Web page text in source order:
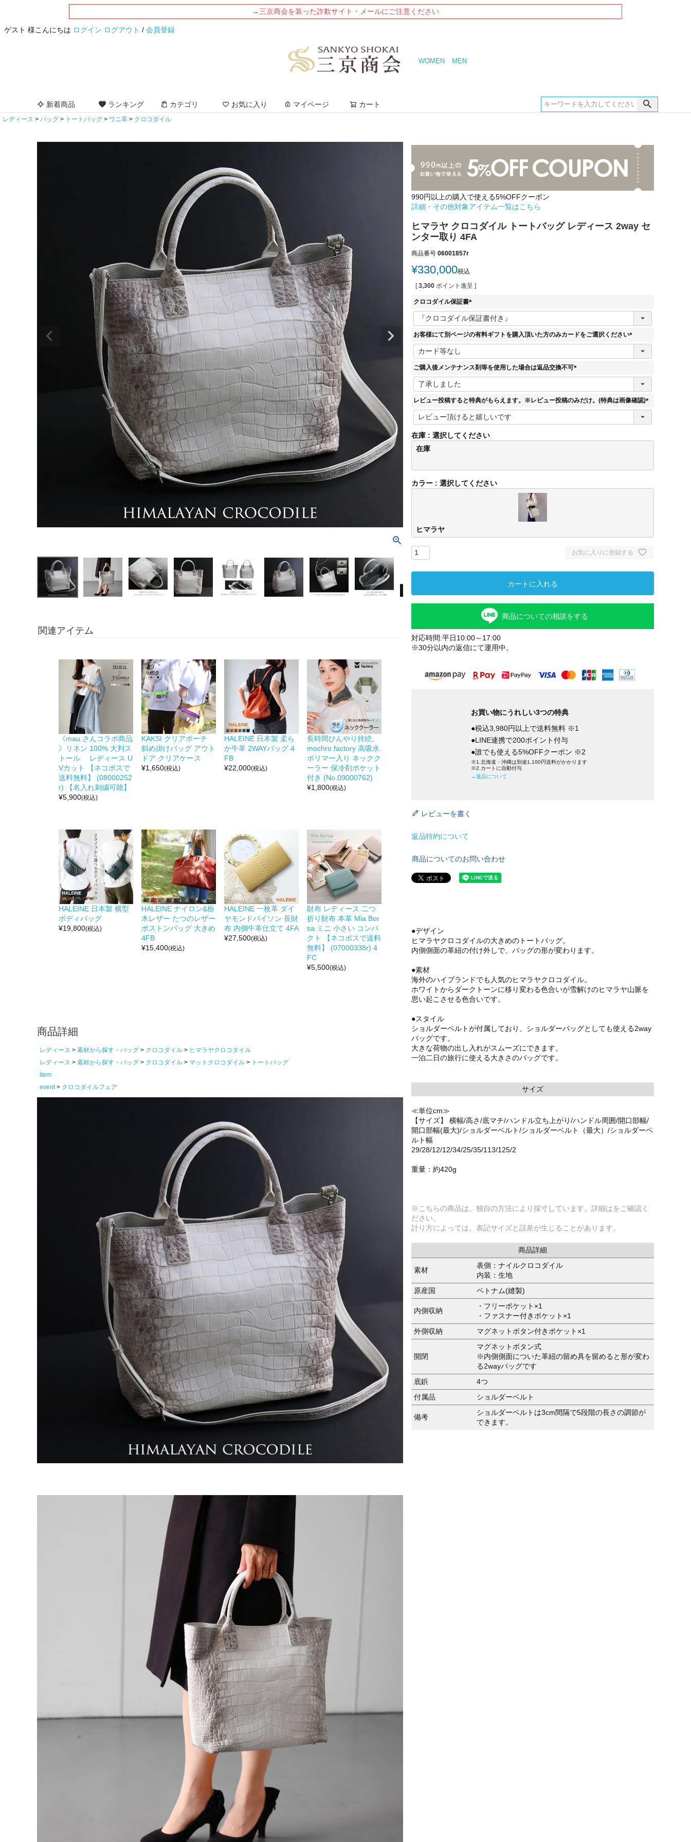
→三京商会を装った詐欺サイト・メールにご注意ください
ゲスト 様こんにちは ログイン ログアウト / 会員登録
WOMEN MEN
新着商品 ランキング カテゴリ お気に入り マイページ カート
レディース バッグ トートバッグ ワニ革 クロコダイル
ヒマラヤ
関連アイテム
《mau.さんコラボ商品
》リネン 100% 大判ス
トール レディース U
Vカット 【ネコポスで
送料無料】 (08000252
r) 【名入れ刺繍可能】
¥5,900(税込)
KAKSI クリアポーチ
斜め掛けバッグ アウト
ドア クリアケース
¥1,650(税込)
HALEINE 日本製 柔ら
か牛革 2WAYバッグ 4
FB
¥22,000(税込)
長時間ひんやり持続。
mochro factory 高吸水
ポリマー入り ネックク
ーラー 保冷剤ポケット
付き (No.09000762)
¥1,800(税込)
HALEINE 日本製 横型
ボディバッグ
¥19,800(税込)
HALEINE ナイロン&栃
木レザー たつのレザー
ボストンバッグ 大きめ
4FB
¥15,400(税込)
HALEINE 一枚革 ダイ
ヤモンドパイソン 長財
布 内側牛革仕立て 4FA
¥27,500(税込)
財布 レディース 二つ
折り財布 本革 Mia Bor
sa ミニ 小さい コンパ
クト 【ネコポスで送料
無料】 (07000338r) 4
FC
¥5,500(税込)
商品詳細
レディース 素材から探す・バッグ クロコダイル
ヒマラヤクロコダイル
レディース
素材から探す・バッグ クロコダイル マットクロコダイル
トートバッグ
item
event
クロコダイルフェア
990円以上の購入で使える5%OFFクーポン
詳細・その他対象アイテム一覧はこちら
ヒマラヤ クロコダイル トートバッグ レディース 2way セ
ンター取り 4FA
商品番号 06001857r
¥330,000税込
[ 3,300 ポイント進呈 ]
クロコダイル保証書
(
必
須
お客様にて別ページの有料ギフトを購入頂いた方のみカードをご選択ください
(
ご購入後メンテナンス剤等を使用した場合は返品交換不可
(
須
レビュー投稿すると特典がもらえます。※レビュー投稿のみだけ。(特典は画像確認)
(
)
在庫
選択してください
在庫
カラー 選択してください
ヒマラヤ
お気に入りに登録する
カートに入れる
商品についての相談をする
対応時間:平日10:00～17:00
※30分以内の返信にて運用中。
お買い物にうれしい3つの特典
●税込3,980円以上で送料無料 ※1
●LINE連携で200ポイント付与
●誰でも使える5%OFFクーポン ※2
※1.北海道・沖縄は別途1,100円送料がかかります
※2.カートに自動付与
→返品について
レビューを書く
返品特約について
商品についてのお問い合わせ
●デザイン
ヒマラヤクロコダイルの大きめのトートバッグ。
内側側面の革紐の付け外しで、バッグの形が変わります。
●素材
海外のハイブランドでも人気のヒマラヤクロコダイル。
ホワイトからダークトーンに移り変わる色合いが雪解けのヒマラヤ山脈を
思い起こさせる色合いです。
●スタイル
ショルダーベルトが付属しており、ショルダーバッグとしても使える2way
バッグです。
大きな荷物の出し入れがスムーズにできます。
一泊二日の旅行に使える大きさのバッグです。
サイズ
≪単位cm≫
【サイズ】 横幅/高さ/底マチ/ハンドル立ち上がり/ハンドル周囲/開口部幅/
開口部幅(最大)/ショルダーベルト/ショルダーベルト（最大）/ショルダーベ
ルト幅
29/28/12/12/34/25/35/113/125/2
重量：約420g
※こちらの商品は、独自の方法により採寸しています。詳細はをご確認く
ださい。
計り方によっては、表記サイズと誤差が生じることがあります。
商品詳細
素材
表側：ナイルクロコダイル
内装：生地
原産国
ベトナム(縫製)
内側収納
・フリーポケット×1
・ファスナー付きポケット×1
外側収納
マグネットボタン付きポケット×1
開閉
マグネットボタン式
※内側側面についた革紐の留め具を留めると形が変わ
る2wayバッグです
底鋲
4つ
付属品
ショルダーベルト
備考
ショルダーベルトは3cm間隔で5段階の長さの調節が
できます。